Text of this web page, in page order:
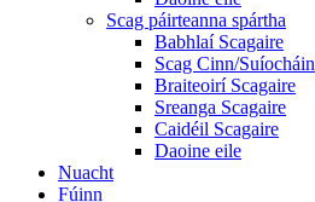
Scag páirteanna spártha
Babhlaí Scagaire
Scag Cinn/Suíocháin
Braiteoirí Scagaire
Sreanga Scagaire
Caidéil Scagaire
Daoine eile
Nuacht
Fúinn